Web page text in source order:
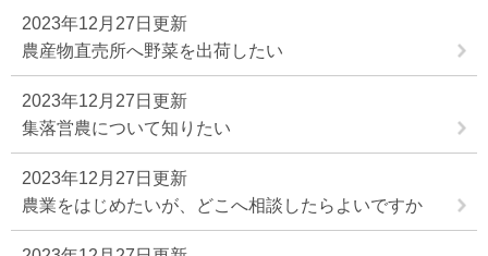
2023年12月27日更新
農産物直売所へ野菜を出荷したい
2023年12月27日更新
集落営農について知りたい
2023年12月27日更新
農業をはじめたいが、どこへ相談したらよいですか